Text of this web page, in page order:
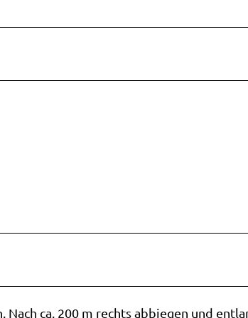
ca. 200 m rechts abbiegen und